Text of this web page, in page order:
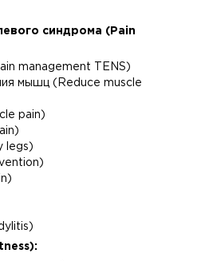
синдрома (Pain
management TENS)
мышц (Reduce muscle
pain)
legs)